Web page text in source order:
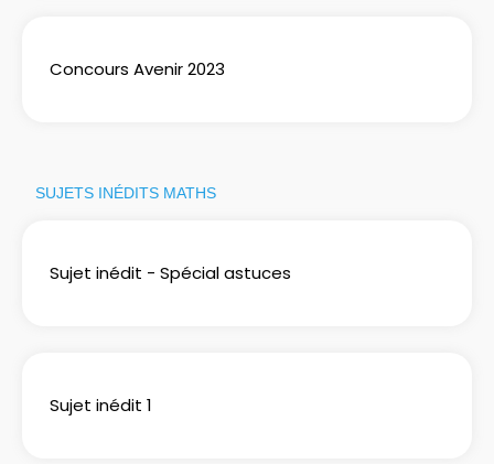
Concours Avenir 2023
SUJETS INÉDITS MATHS
Sujet inédit - Spécial astuces
Sujet inédit 1